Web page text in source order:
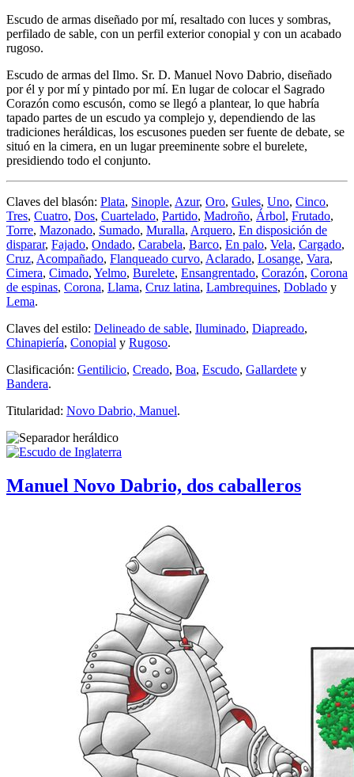
Escudo de armas diseñado por mí, resaltado con luces y sombras,
perfilado de sable, con un perfil exterior conopial y con un acabado
rugoso.
Escudo de armas del Ilmo. Sr. D. Manuel Novo Dabrio, diseñado
por él y por mí y pintado por mí. En lugar de colocar el Sagrado
Corazón como escusón, como se llegó a plantear, lo que habría
tapado partes de un escudo ya complejo y, dependiendo de las
tradiciones heráldicas, los escusones pueden ser fuente de debate, se
situó en la cimera, en un lugar preeminente sobre el burelete,
presidiendo todo el conjunto.
Claves del blasón: Plata, Sinople, Azur, Oro, Gules, Uno, Cinco,
Tres, Cuatro, Dos, Cuartelado, Partido, Madroño, Árbol, Frutado,
Torre, Mazonado, Sumado, Muralla, Arquero, En disposición de
disparar, Fajado, Ondado, Carabela, Barco, En palo, Vela, Cargado,
Cruz, Acompañado, Flanqueado curvo, Aclarado, Losange, Vara,
Cimera, Cimado, Yelmo, Burelete, Ensangrentado, Corazón, Corona
de espinas, Corona, Llama, Cruz latina, Lambrequines, Doblado y
Lema.
Claves del estilo: Delineado de sable, Iluminado, Diapreado,
Chinapiería, Conopial y Rugoso.
Clasificación: Gentilicio, Creado, Boa, Escudo, Gallardete y
Bandera.
Titularidad: Novo Dabrio, Manuel.
Manuel Novo Dabrio, dos caballeros